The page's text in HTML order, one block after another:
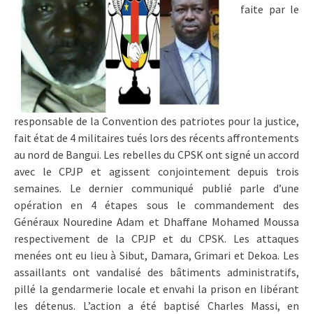
faite par le
responsable de la Convention des patriotes pour la justice,
fait état de 4 militaires tués lors des récents affrontements
au nord de Bangui. Les rebelles du CPSK ont signé un accord
avec le CPJP et agissent conjointement depuis trois
semaines. Le dernier communiqué publié parle d’une
opération en 4 étapes sous le commandement des
Généraux Nouredine Adam et Dhaffane Mohamed Moussa
respectivement de la CPJP et du CPSK. Les attaques
menées ont eu lieu à Sibut, Damara, Grimari et Dekoa. Les
assaillants ont vandalisé des bâtiments administratifs,
pillé la gendarmerie locale et envahi la prison en libérant
les détenus. L’action a été baptisé Charles Massi, en